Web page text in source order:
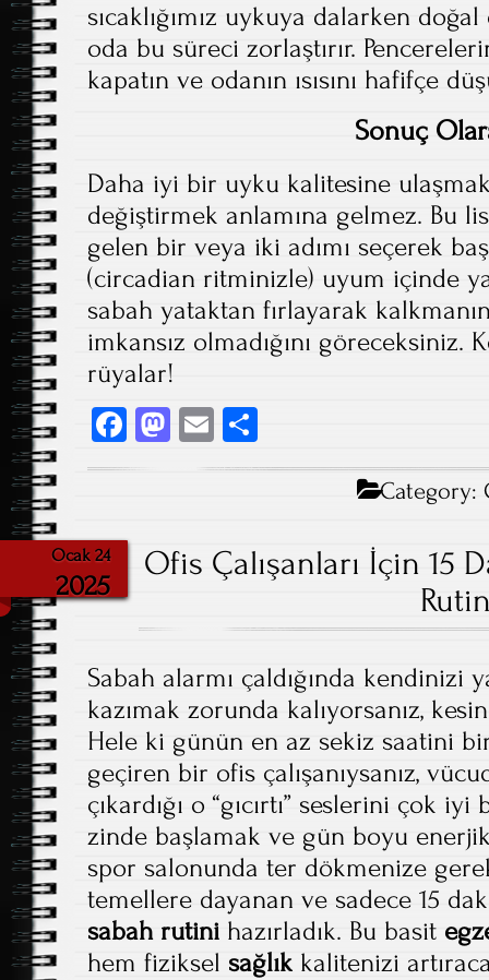
sıcaklığımız uykuya dalarken
oda bu süreci zorlaştırır.
kapatın ve odanın ısısını hafifçe
Sonuç
Daha iyi bir uyku kalitesine
değiştirmek anlamına gelmez. Bu
gelen bir veya iki adımı seçerek
(circadian ritminizle) uyum içinde
sabah yataktan fırlayarak
imkansız olmadığını göreceksiniz.
rüyalar!
Fa
ce
ok
M
o
E
m ha
Category:
Ocak 24
2025
Ofis Çalışanları İçin 15
Sabah alarmı çaldığında kendinizi
kazımak zorunda kalıyorsanız,
Hele ki günün en az sekiz saatini bir
geçiren bir ofis çalışanıysanız,
çıkardığı o “gıcırtı” seslerini çok
zinde başlamak ve gün boyu
spor salonunda ter dökmenize
temellere dayanan ve sadece 15
sabah rutini hazırladık. Bu basit
hem fiziksel sağlık kalitenizi